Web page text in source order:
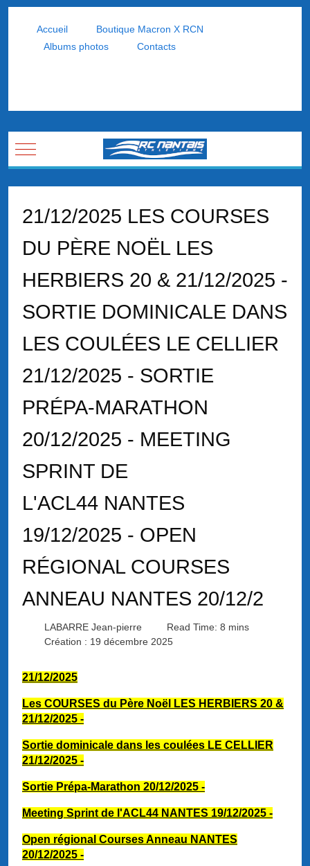
Accueil
Boutique Macron X RCN
Albums photos
Contacts
Mobile Menu Toggle
21/12/2025 LES COURSES
DU PÈRE NOËL LES
HERBIERS 20 & 21/12/2025 -
SORTIE DOMINICALE DANS
LES COULÉES LE CELLIER
21/12/2025 - SORTIE
PRÉPA-MARATHON
20/12/2025 - MEETING
SPRINT DE
L'ACL44 NANTES
19/12/2025 - OPEN
RÉGIONAL COURSES
ANNEAU NANTES 20/12/2
LABARRE Jean-pierre
Read Time: 8 mins
Création : 19 décembre 2025
21/12/2025
Les COURSES du Père Noël LES HERBIERS 20 &
21/12/2025 -
Sortie dominicale dans les coulées LE CELLIER
21/12/2025 -
Sortie Prépa-Marathon 20/12/2025 -
Meeting Sprint de l'ACL44 NANTES 19/12/2025 -
Open régional Courses Anneau NANTES
20/12/2025 -